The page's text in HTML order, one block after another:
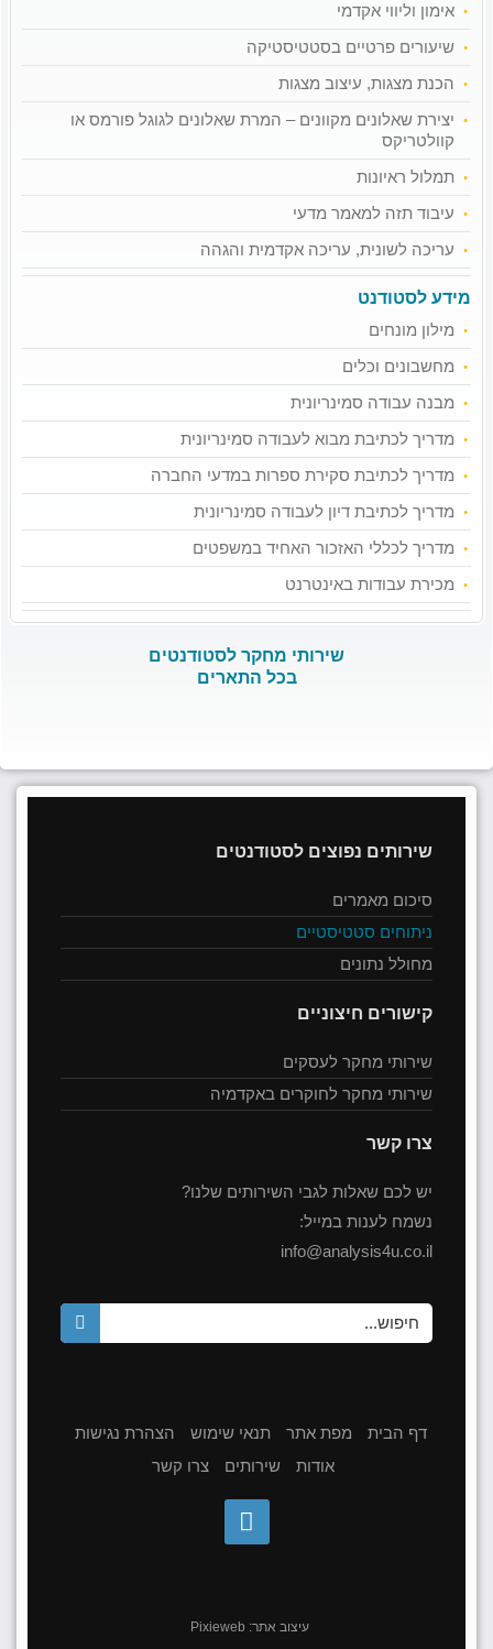
אימון וליווי אקדמי
שיעורים פרטיים בסטטיסטיקה
הכנת מצגות, עיצוב מצגות
יצירת שאלונים מקוונים – המרת שאלונים לגוגל פורמס או
קוולטריקס
תמלול ראיונות
עיבוד תזה למאמר מדעי
עריכה לשונית, עריכה אקדמית והגהה
מידע לסטודנט
מילון מונחים
מחשבונים וכלים
מבנה עבודה סמינריונית
מדריך לכתיבת מבוא לעבודה סמינריונית
מדריך לכתיבת סקירת ספרות במדעי החברה
מדריך לכתיבת דיון לעבודה סמינריונית
מדריך לכללי האזכור האחיד במשפטים
מכירת עבודות באינטרנט
שירותי מחקר לסטודנטים
בכל התארים
שירותים נפוצים לסטודנטים
סיכום מאמרים
ניתוחים סטטיסטיים
מחולל נתונים
קישורים חיצוניים
שירותי מחקר לעסקים
שירותי מחקר לחוקרים באקדמיה
צרו קשר
יש לכם שאלות לגבי השירותים שלנו?
נשמח לענות במייל:
info@analysis4u.co.il
עיצוב אתר: Pixieweb
דף הבית מפת אתר תנאי שימוש
הצהרת נגישות
אודות
שירותים צרו קשר